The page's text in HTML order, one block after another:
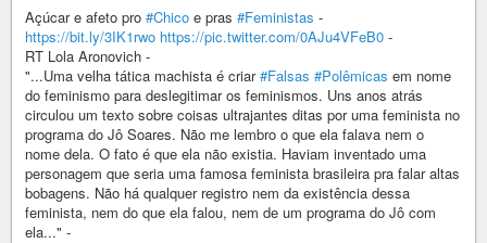
Açúcar e afeto pro #Chico e pras #Feministas -
https://bit.ly/3IK1rwo https://pic.twitter.com/0AJu4VFeB0 -
RT Lola Aronovich -
"...Uma velha tática machista é criar#Falsas #Polêmicas em nome
do feminismo para deslegitimar os feminismos. Uns anos atrás
circulou um texto sobre coisas ultrajantes ditas por uma feminista no
programa do Jô Soares. Não me lembro o que ela falava nem o
nome dela. O fato é que ela não existia. Haviam inventado uma
personagem que seria uma famosa feminista brasileira pra falar altas
bobagens. Não há qualquer registro nem da existência dessa
feminista, nem do que ela falou, nem de um programa do Jô com
ela..." -